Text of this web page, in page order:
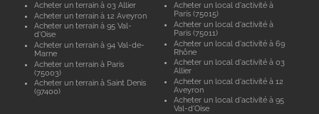
Acheter un terrain à 03 Allier
Acheter un terrain à 12 Aveyron
Acheter un terrain à 95 Val-
d'Oise
Acheter un terrain à 94 Val-de-
Marne
Acheter un terrain à Paris
(75003)
Acheter un terrain à Saint Denis
(97400)
Acheter un local d'activité à
Paris (75015)
Acheter un local d'activité à
Paris (75011)
Acheter un local d'activité à 69
Rhône
Acheter un local d'activité à 03
Allier
Acheter un local d'activité à 12
Aveyron
Acheter un local d'activité à 95
Val-d'Oise